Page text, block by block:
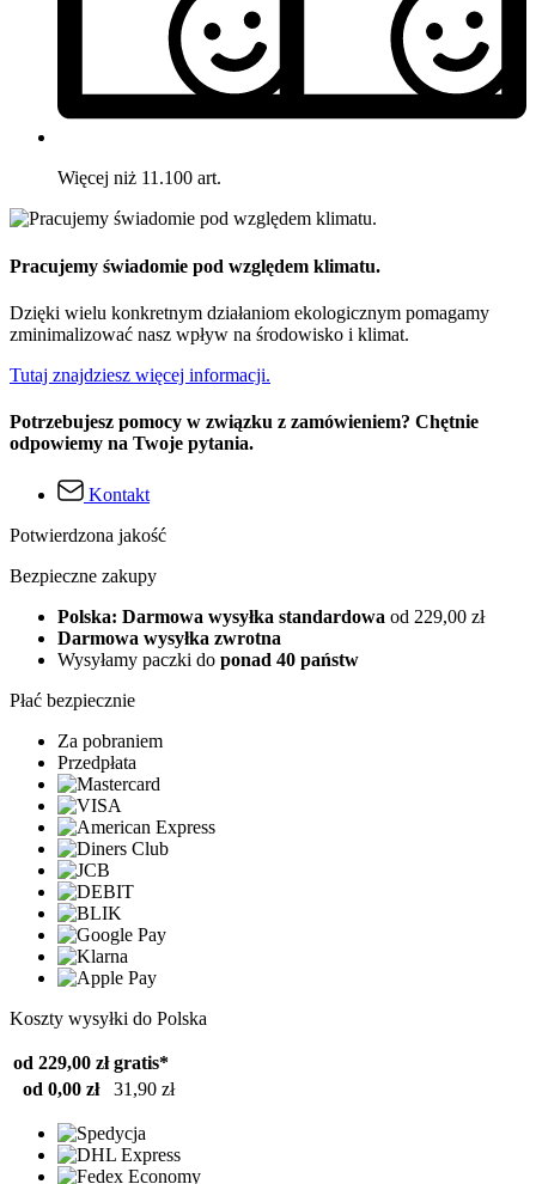
Więcej niż 11.100 art.
Pracujemy świadomie pod względem klimatu.
Dzięki wielu konkretnym działaniom ekologicznym pomagamy
zminimalizować nasz wpływ na środowisko i klimat.
Tutaj znajdziesz więcej informacji.
Potrzebujesz pomocy w związku z zamówieniem? Chętnie
odpowiemy na Twoje pytania.
Kontakt
Potwierdzona jakość
Bezpieczne zakupy
Polska: Darmowa wysyłka standardowa od 229,00 zł
Darmowa wysyłka zwrotna
Wysyłamy paczki do ponad 40 państw
Płać bezpiecznie
Za pobraniem
Przedpłata
Koszty wysyłki do Polska
od 229,00 zł gratis*
od 0,00 zł
31,90 zł